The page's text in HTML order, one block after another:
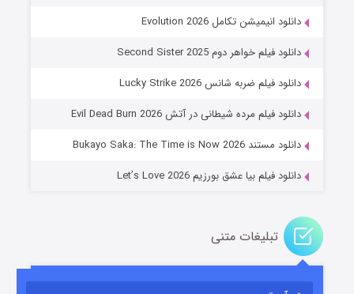
جادوگری در مغولستان
باب اسفنجی فصل ۱۷
دانلود انیمیشن تکامل Evolution 2026
دانلود فیلم خواهر دوم Second Sister 2025
دانلود فیلم ضربه شانس Lucky Strike 2026
دانلود فیلم مرده شیطانی در آتش Evil Dead Burn 2026
دانلود مستند Bukayo Saka: The Time is Now 2026
دانلود فیلم بیا عشق بورزیم Let’s Love 2026
تبلیغات متنی